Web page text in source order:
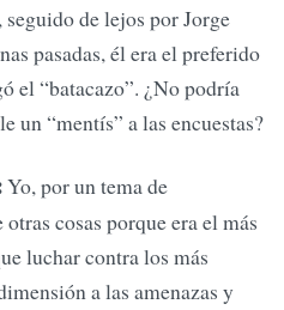
de lejos por Jorge
pasadas, él era el preferido
el “batacazo”. ¿No podría
un “mentís” a las encuestas?
Yo, por un tema de
cosas porque era el más
luchar contra los más
a las amenazas y